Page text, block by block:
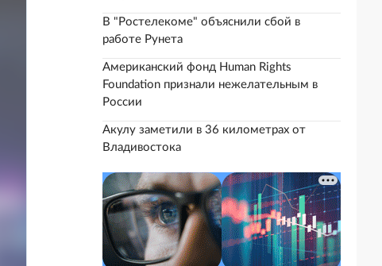
В "Ростелекоме" объяснили сбой в
работе Рунета
Американский фонд Human Rights
Foundation признали нежелательным в
России
Акулу заметили в 36 километрах от
Владивостока